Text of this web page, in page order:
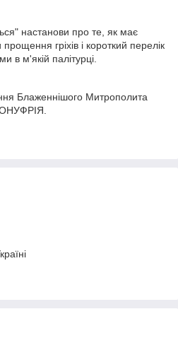
настанови про те, як має
гріхів і короткий перелік
в м'якій палітурці.
Блаженнішого Митрополита
ОНУФРІЯ.